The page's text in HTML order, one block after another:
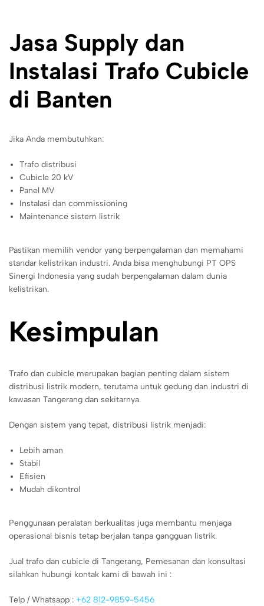
Jasa Supply dan
Instalasi Trafo Cubicle
di Banten
Jika Anda membutuhkan:
Trafo distribusi
Cubicle 20 kV
Panel MV
Instalasi dan commissioning
Maintenance sistem listrik
Pastikan memilih vendor yang berpengalaman dan memahami
standar kelistrikan industri. Anda bisa menghubungi PT OPS
Sinergi Indonesia yang sudah berpengalaman dalam dunia
kelistrikan.
Kesimpulan
Trafo dan cubicle merupakan bagian penting dalam sistem
distribusi listrik modern, terutama untuk gedung dan industri di
kawasan Tangerang dan sekitarnya.
Dengan sistem yang tepat, distribusi listrik menjadi:
Lebih aman
Stabil
Efisien
Mudah dikontrol
Penggunaan peralatan berkualitas juga membantu menjaga
operasional bisnis tetap berjalan tanpa gangguan listrik.
Jual trafo dan cubicle di Tangerang, Pemesanan dan konsultasi
silahkan hubungi kontak kami di bawah ini :
Telp / Whatsapp : +62 812-9859-5456